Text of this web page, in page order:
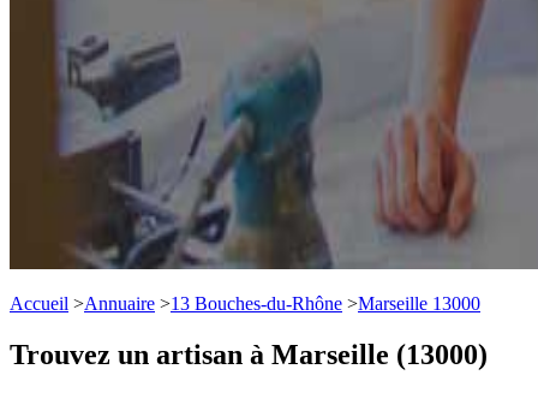
Accueil >Annuaire >13 Bouches-du-Rhône >Marseille 13000
Trouvez un artisan à Marseille (13000)